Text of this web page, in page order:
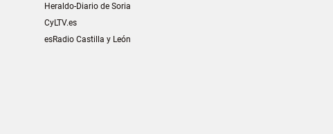
Heraldo-Diario de Soria
CyLTV.es
esRadio Castilla y León